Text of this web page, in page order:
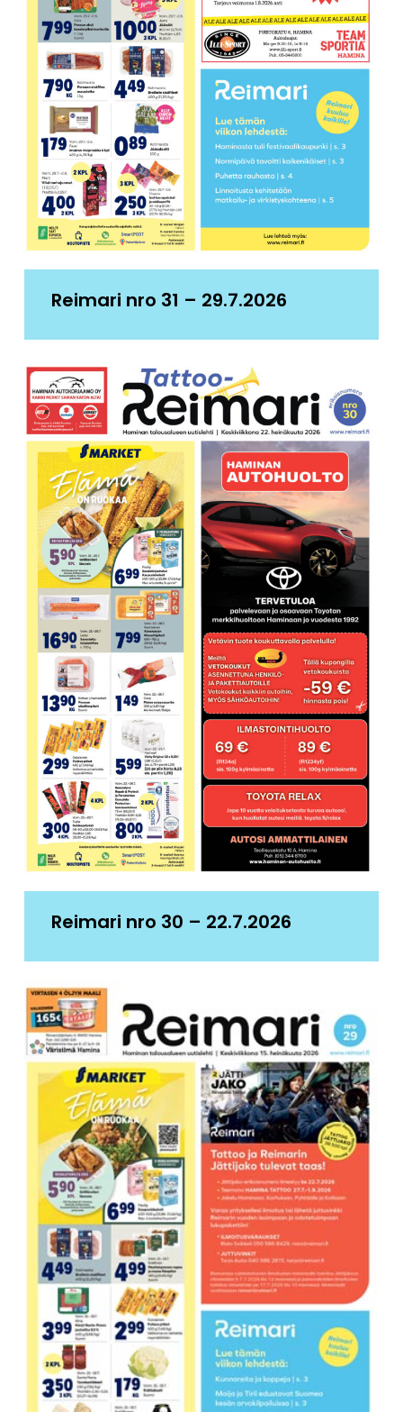
Reimari nro 31 – 29.7.2026
Reimari nro 30 – 22.7.2026